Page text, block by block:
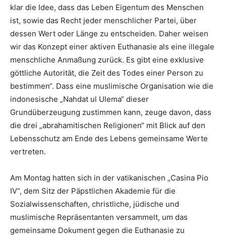
klar die Idee, dass das Leben Eigentum des Menschen
ist, sowie das Recht jeder menschlicher Partei, über
dessen Wert oder Länge zu entscheiden. Daher weisen
wir das Konzept einer aktiven Euthanasie als eine illegale
menschliche Anmaßung zurück. Es gibt eine exklusive
göttliche Autorität, die Zeit des Todes einer Person zu
bestimmen“. Dass eine muslimische Organisation wie die
indonesische „Nahdat ul Ulema“ dieser
Grundüberzeugung zustimmen kann, zeuge davon, dass
die drei „abrahamitischen Religionen“ mit Blick auf den
Lebensschutz am Ende des Lebens gemeinsame Werte
vertreten.
Am Montag hatten sich in der vatikanischen „Casina Pio
IV“, dem Sitz der Päpstlichen Akademie für die
Sozialwissenschaften, christliche, jüdische und
muslimische Repräsentanten versammelt, um das
gemeinsame Dokument gegen die Euthanasie zu